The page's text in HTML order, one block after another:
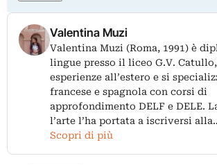
Valentina Muzi
Valentina Muzi (Roma, 1991) è
lingue presso il liceo G.V.
esperienze all’estero e si
francese e spagnola con corsi di
approfondimento DELF e DELE.
l’arte l’ha portata a iscriversi
Scopri di più